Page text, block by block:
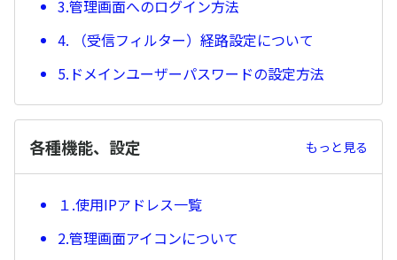
3.管理画面へのログイン方法
4. （受信フィルター）経路設定について
5.ドメインユーザーパスワードの設定方法
各種機能、設定 もっと見る
１.使用IPアドレス一覧
2.管理画面アイコンについて